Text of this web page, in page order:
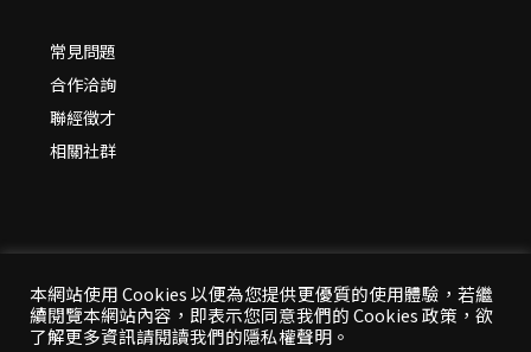
常見問題
合作洽詢
聯經徵才
相關社群
本網站使用 Cookies 以便為您提供更優質的使用體驗，若繼
續閱覽本網站內容，即表示您同意我們的 Cookies 政策，欲
了解更多資訊請閱讀我們的隱私權聲明。